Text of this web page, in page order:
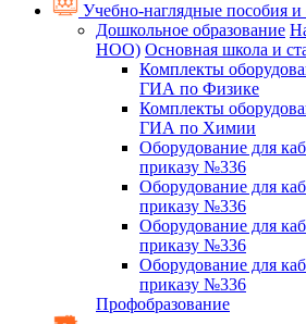
Учебно-наглядные пособия и
Дошкольное образование
НОО) Основная школа и
Комплекты
ГИА по Физике
Комплекты
ГИА по Химии
Оборудование для
приказу №336
Оборудование для
приказу №336
Оборудование для
приказу №336
Оборудование для
приказу №336
Профобразование